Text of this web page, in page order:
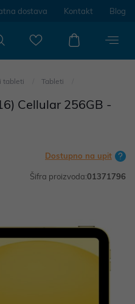
dostava Kontakt Blog
tableti Tableti
Cellular 256GB -
Dostupno na upit
Šifra proizvoda:01371796